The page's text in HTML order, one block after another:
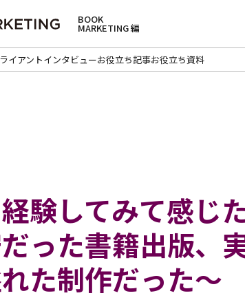
BOOK
MARKETING 編
イアントインタビューお役立ち記事お役立ち資料
験してみて感じ
った書籍出版、
た制作だった〜